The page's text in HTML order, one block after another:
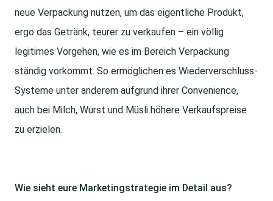
neue Verpackung nutzen, um das eigentliche Produkt,
ergo das Getränk, teurer zu verkaufen – ein völlig
legitimes Vorgehen, wie es im Bereich Verpackung
ständig vorkommt. So ermöglichen es Wiederverschluss-
Systeme unter anderem aufgrund ihrer Convenience,
auch bei Milch, Wurst und Müsli höhere Verkaufspreise
zu erzielen.
Wie sieht eure Marketingstrategie im Detail aus?